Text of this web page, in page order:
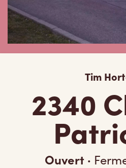
Tim
2340
Ouvert ·